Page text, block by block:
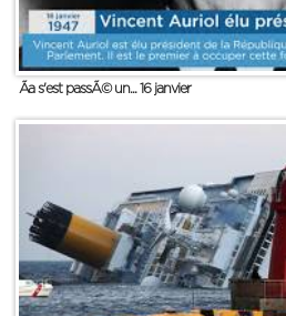
Ãa s'est passÃ© un... 16 janvier